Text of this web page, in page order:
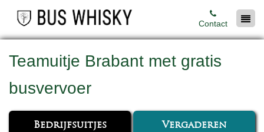
Contact
Teamuitje Brabant met gratis
busvervoer
Bedrijfsuitjes Vergaderen